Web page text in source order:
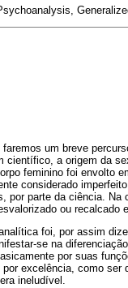
faremos um breve
científico, a origem da
feminino foi envolto
considerado
por parte da ciência.
ou recalcado
foi, por assim
se na
por suas
por excelência, como ser
ineludível.